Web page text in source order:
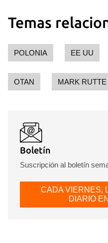
Temas
POLONIA EE UU
OTAN MARK RUTTE
Boletín
Suscripción al boletín
CADA VIERNES,
DIARIO